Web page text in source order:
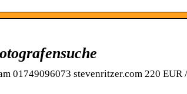
01749096073 stevenritzer.com 220 EUR /